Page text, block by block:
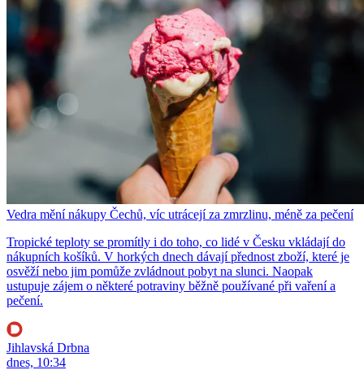
Vedra mění nákupy Čechů, víc utrácejí za zmrzlinu, méně za pečení
Tropické teploty se promítly i do toho, co lidé v Česku vkládají do
nákupních košíků. V horkých dnech dávají přednost zboží, které je
osvěží nebo jim pomůže zvládnout pobyt na slunci. Naopak
ustupuje zájem o některé potraviny běžně používané při vaření a
pečení.
Jihlavská Drbna
dnes, 10:34